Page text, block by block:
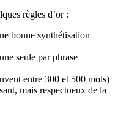
règles d’or :
bonne synthétisation
seule par phrase
entre 300 et 500 mots)
mais respectueux de la